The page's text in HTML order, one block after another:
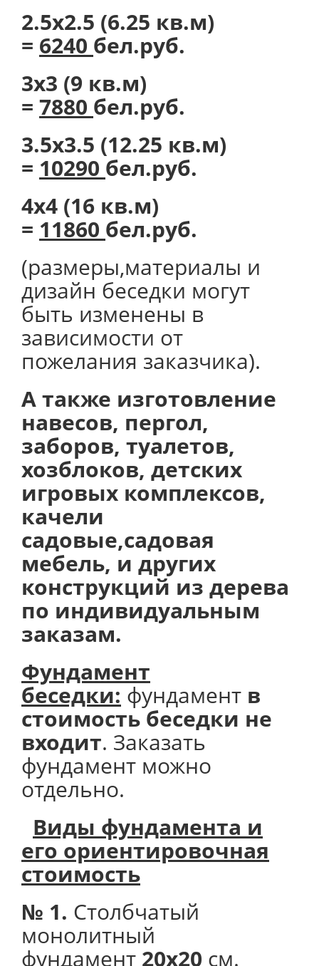
2.5х2.5 (6.25 кв.м)
= 6240 бел.руб.
3х3 (9 кв.м)
= 7880 бел.руб.
3.5х3.5 (12.25 кв.м)
= 10290 бел.руб.
4х4 (16 кв.м)
= 11860 бел.руб.
(размеры,материалы и
дизайн беседки могут
быть изменены в
зависимости от
пожелания заказчика).
А также изготовление
навесов, пергол,
заборов, туалетов,
хозблоков, детских
игровых комплексов,
качели
садовые,садовая
мебель, и других
конструкций из дерева
по индивидуальным
заказам.
Фундамент
беседки: фундамент в
стоимость беседки не
входит. Заказать
фундамент можно
отдельно.
Виды фундамента и
его ориентировочная
стоимость
№ 1. Столбчатый
монолитный
фундамент 20х20 см.